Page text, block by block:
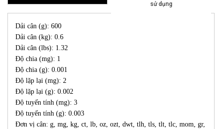
sử dụng
Dải cân (g): 600
Dải cân (kg): 0.6
Dải cân (lbs): 1.32
Độ chia (mg): 1
Độ chia (g): 0.001
Độ lặp lại (mg): 2
Độ lặp lại (g): 0.002
Độ tuyến tính (mg): 3
Độ tuyến tính (g): 0.003
Đơn vị cân: g, mg, kg, ct, lb, oz, ozt, dwt, tlh, tls, tlt, tlc, mom, gr,